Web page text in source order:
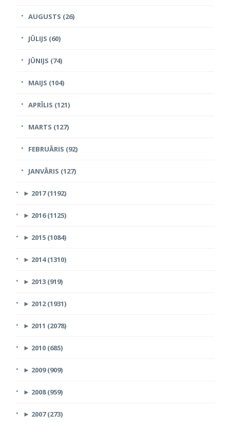
AUGUSTS (26)
JŪLIJS (60)
JŪNIJS (74)
MAIJS (104)
APRĪLIS (121)
MARTS (127)
FEBRUĀRIS (92)
JANVĀRIS (127)
► 2017 (1192)
► 2016 (1125)
► 2015 (1084)
► 2014 (1310)
► 2013 (919)
► 2012 (1931)
► 2011 (2078)
► 2010 (685)
► 2009 (909)
► 2008 (959)
► 2007 (273)